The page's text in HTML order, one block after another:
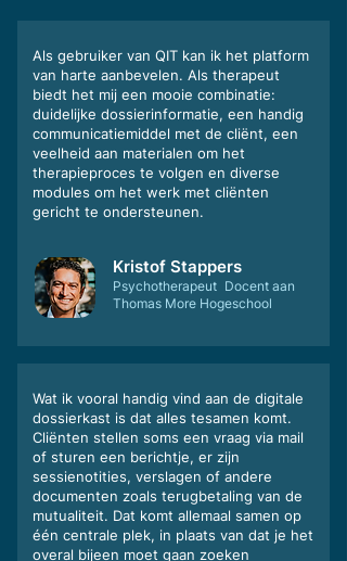
Als gebruiker van QIT kan ik het platform
van harte aanbevelen. Als therapeut
biedt het mij een mooie combinatie:
duidelijke dossierinformatie, een handig
communicatiemiddel met de cliënt, een
veelheid aan materialen om het
therapieproces te volgen en diverse
modules om het werk met cliënten
gericht te ondersteunen.
Kristof Stappers
Psychotherapeut Docent aan
Thomas More Hogeschool
Wat ik vooral handig vind aan de digitale
dossierkast is dat alles tesamen komt.
Cliënten stellen soms een vraag via mail
of sturen een berichtje, er zijn
sessienotities, verslagen of andere
documenten zoals terugbetaling van de
mutualiteit. Dat komt allemaal samen op
één centrale plek, in plaats van dat je het
overal bijeen moet gaan zoeken